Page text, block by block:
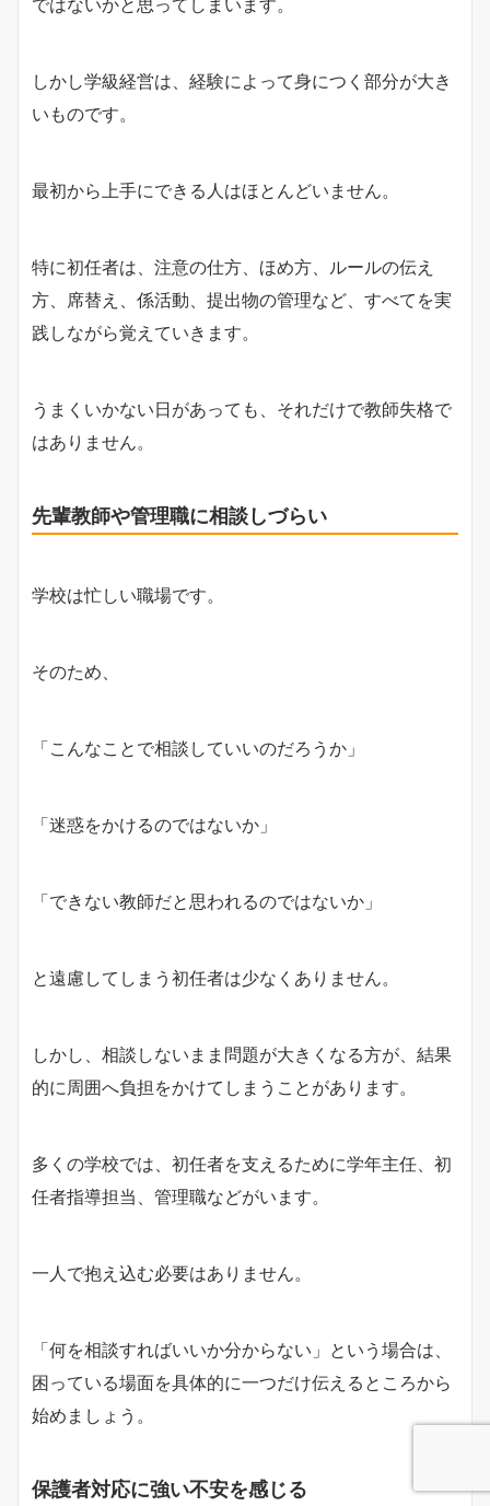
ではないかと思ってしまいます。
しかし学級経営は、経験によって身につく部分が大き
いものです。
最初から上手にできる人はほとんどいません。
特に初任者は、注意の仕方、ほめ方、ルールの伝え
方、席替え、係活動、提出物の管理など、すべてを実
践しながら覚えていきます。
うまくいかない日があっても、それだけで教師失格で
はありません。
先輩教師や管理職に相談しづらい
学校は忙しい職場です。
そのため、
「こんなことで相談していいのだろうか」
「迷惑をかけるのではないか」
「できない教師だと思われるのではないか」
と遠慮してしまう初任者は少なくありません。
しかし、相談しないまま問題が大きくなる方が、結果
的に周囲へ負担をかけてしまうことがあります。
多くの学校では、初任者を支えるために学年主任、初
任者指導担当、管理職などがいます。
一人で抱え込む必要はありません。
「何を相談すればいいか分からない」という場合は、
困っている場面を具体的に一つだけ伝えるところから
始めましょう。
保護者対応に強い不安を感じる